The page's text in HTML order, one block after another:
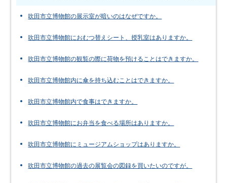
吹田市立博物館の展示室が暗いのはなぜですか。
吹田市立博物館におむつ替えシート、授乳室はありますか。
吹田市立博物館の観覧の際に荷物を預けることはできますか。
吹田市立博物館内に傘を持ち込むことはできますか。
吹田市立博物館内で食事はできますか。
吹田市立博物館にお弁当を食べる場所はありますか。
吹田市立博物館にミュージアムショップはありますか。
吹田市立博物館の過去の展覧会の図録を買いたいのですが。